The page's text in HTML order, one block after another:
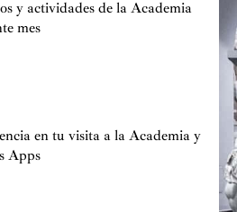
y actividades de la Academia
mes
en tu visita a la Academia y
Apps